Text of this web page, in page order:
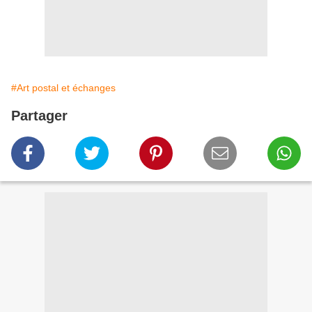
#Art postal et échanges
Partager